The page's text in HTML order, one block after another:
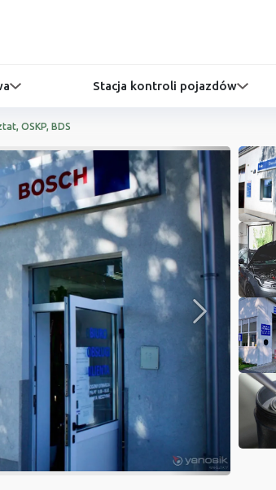
Stacja kontroli pojazdów
OSKP, BDS